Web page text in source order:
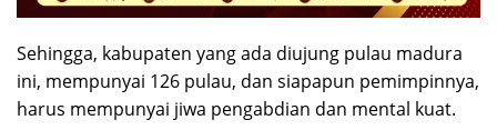
Sehingga, kabupaten yang ada diujung pulau madura
ini, mempunyai 126 pulau, dan siapapun pemimpinnya,
harus mempunyai jiwa pengabdian dan mental kuat.